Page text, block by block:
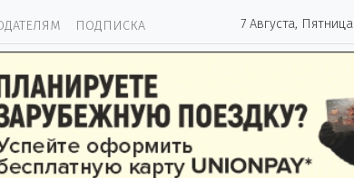
ПОДПИСКА 7 Августа, Пятница